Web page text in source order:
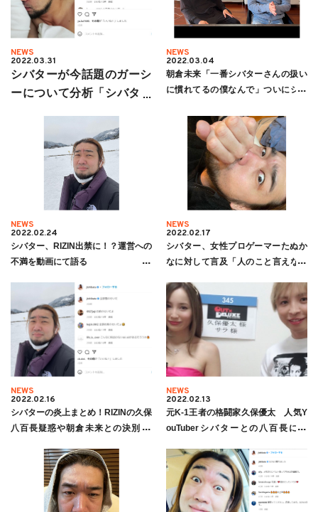
NEWS
2022.03.31
シバターが今話題のガーシ
ーについて分析「シバター
NEWS
2022.03.04
朝倉未来「一番シバターさんの扱い
に慣れてるの僕なんで」ついにシバ
NEWS
2022.02.24
シバター、RIZIN出禁に！？運営への
不満を動画にて語る
NEWS
2022.02.17
シバター、女性プロゲーマーたぬか
なに対して言及「人のこと言えなく
NEWS
2022.02.16
シバターの炎上まとめ！RIZINの久保
八百長疑惑や朝倉未来との決別/嫁
NEWS
2022.02.13
元K-1王者の格闘家久保優太 人気Y
ouTuberシバターとの八百長に言
は、己の弱さだと思う」